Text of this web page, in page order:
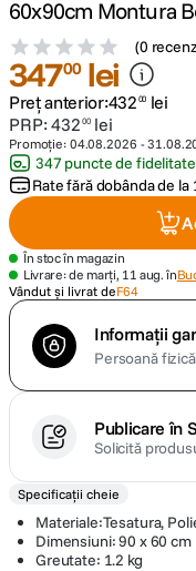
6. lavaliera
7. sony fx
8. card memorie
dji mic mini
10 . dji osmo
60x90cm Montura
(0
34700 lei
Preț anterior:432 00 lei
PRP:432 00 lei
Promoție: 04.08.2026 -
347 puncte de fidelitate
Rate fără dobânda de la
În stoc în magazin
Livrare: de marți, 11 aug. în
Vândut și livrat deF64
Informații
Persoană
Publicare în
Solicită
Specificații cheie
Materiale:Tesatura,
Dimensiuni: 90 x 60 cm
Greutate: 1.2 kg